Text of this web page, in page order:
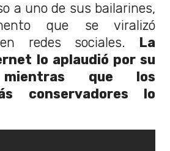
a uno de sus bailarines,
que se viralizó
redes sociales.
La
lo aplaudió por su
mientras que los
conservadores lo